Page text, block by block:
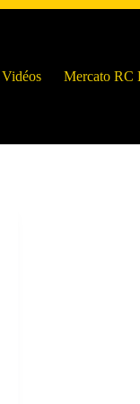
Vidéos Mercato RC